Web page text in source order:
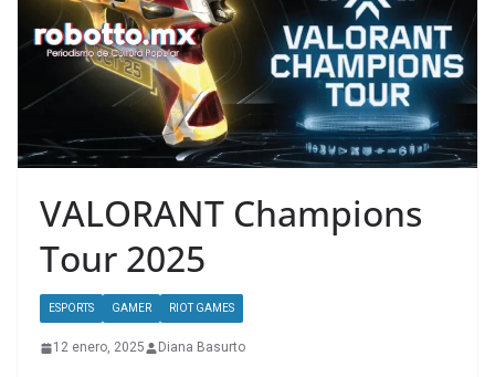
VALORANT Champions
Tour 2025
ESPORTS GAMER RIOT GAMES
12 enero, 2025 Diana Basurto